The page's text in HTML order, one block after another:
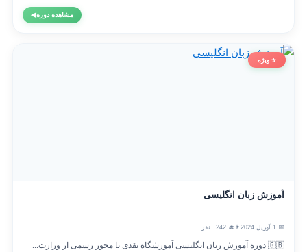
مشاهده دوره◀
⭐ ویژه
آموزش زبان انگلیسی
👨‍🎓 242+ نفر
🇬🇧 دوره آموزش زبان انگلیسی آموزشگاه نقدی با مجوز رسمی از وزارت...